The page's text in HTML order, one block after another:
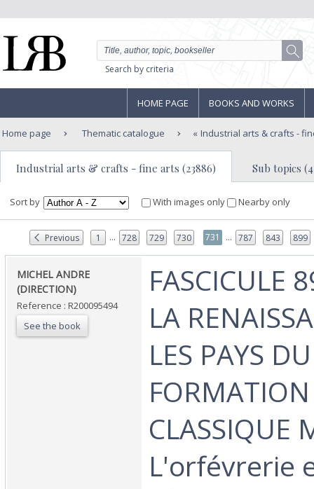
Search by criteria
HOME PAGE BOOKS AND WORKS
Home page Thematic catalogue Industrial arts & crafts -
Industrial arts & crafts - fine arts (23886) Sub topics
Sort by With images only Nearby only
Previous 1 ... 728 729 730 731 ... 787 843 899
‎MICHEL ANDRE
(DIRECTION)‎
Reference : R200095494
See the book
‎FASCICULE
LA
LES PAYS
CLASSIQUE
L'orfévrerie